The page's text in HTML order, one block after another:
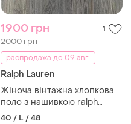
1900 грн 1
2000 грн
распродажа до 09 авг.
Ralph Lauren
Жіноча вінтажна хлопкова
поло з нашивкою ralph
lauren
40 / L / 48